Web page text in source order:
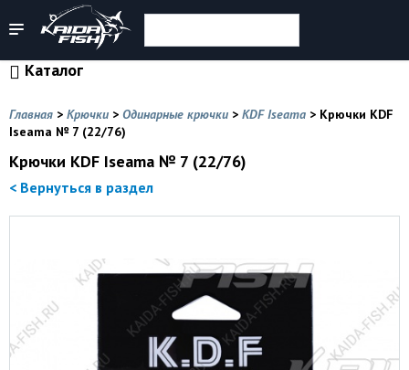
Каталог
Главная > Крючки > Одинарные крючки > KDF Iseama > Крючки KDF
Iseama № 7 (22/76)
Крючки KDF Iseama № 7 (22/76)
< Вернуться в раздел